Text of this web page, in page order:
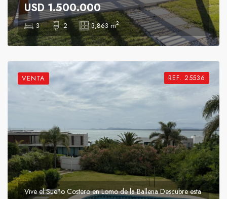
USD 1.500.000
3 2 3,863 m2
VENTA REF. 25536
Vive el Sueño Costero en Lomo de la Ballena Descubre esta